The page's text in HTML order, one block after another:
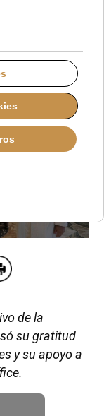
de la
su gratitud
y su apoyo a